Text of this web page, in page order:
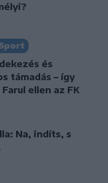
és
támadás – így
ellen az FK
Na, indíts, s